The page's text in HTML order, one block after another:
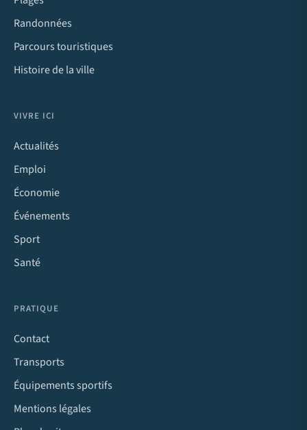
Randonnées
Parcours touristiques
Histoire de la ville
VIVRE ICI
Actualités
Emploi
Économie
Événements
Sport
Santé
PRATIQUE
Contact
Transports
Équipements sportifs
Mentions légales